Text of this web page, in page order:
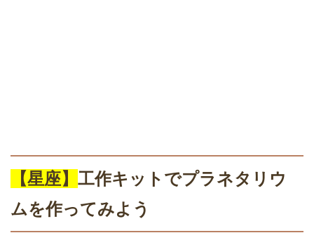
【星座】 工作キットでプラネタリウ
ムを作ってみよう